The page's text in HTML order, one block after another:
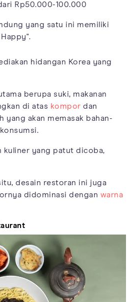
Rp50.000-100.000
yang satu ini memiliki
hidangan Korea yang
berupa suki, makanan
di atas kompor dan
yang akan memasak bahan-
kuliner yang patut dicoba,
desain restoran ini juga
didominasi dengan warna